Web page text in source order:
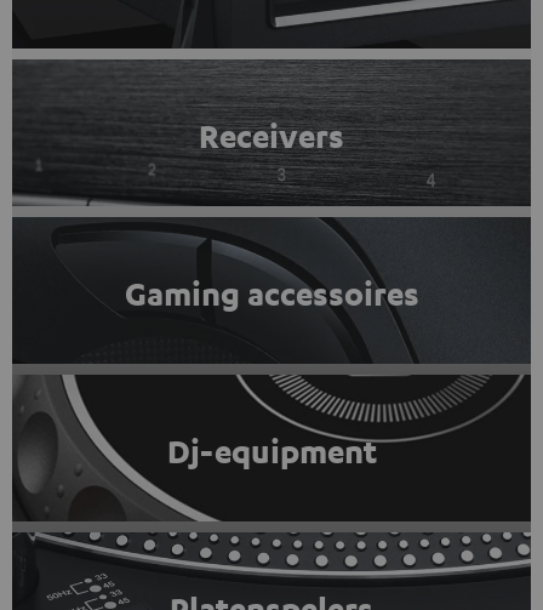
Receivers
Gaming accessoires
Dj-equipment